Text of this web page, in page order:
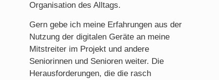
Organisation des Alltags.
Gern gebe ich meine Erfahrungen aus der
Nutzung der digitalen Geräte an meine
Mitstreiter im Projekt und andere
Seniorinnen und Senioren weiter. Die
Herausforderungen, die die rasch